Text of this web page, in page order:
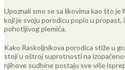
Upoznali smo se sa likovima kao što je
koji je svoju porodicu popio u propast,
pohotljivog plemića.
Kako Raskoljnikova porodica stiže u
stoji u oštroj suprotnosti na
njihove sudbine postaju sve više